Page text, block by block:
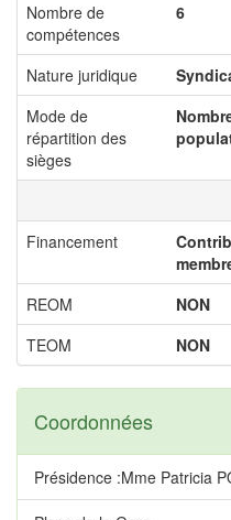
Nombre de
compétences
6
Nature juridique
Mode de
répartition des
sièges
Financement
REOM
NON
TEOM NON
Coordonnées
Présidence :Mme Patricia